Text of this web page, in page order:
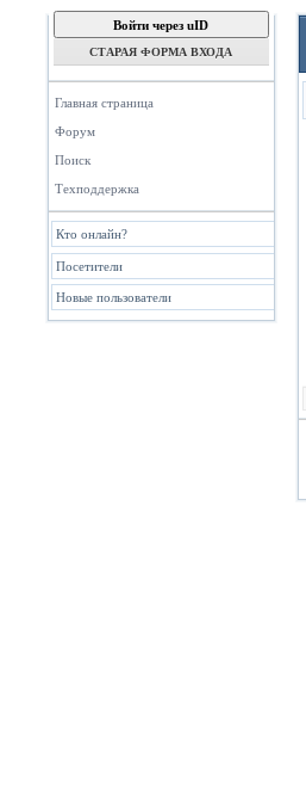
Войти через uID
СТАРАЯ ФОРМА ВХОДА
Главная страница
Форум
Поиск
Техподдержка
Кто онлайн?
Посетители
Новые пользователи